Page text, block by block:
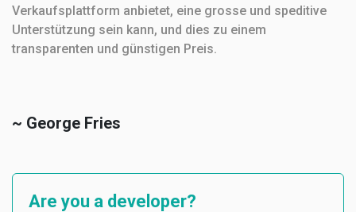
Verkaufsplattform anbietet, eine grosse und speditive
Unterstützung sein kann, und dies zu einem
transparenten und günstigen Preis.
~ George Fries
Are you a developer?